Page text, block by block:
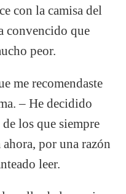
con la camisa del
convencido que
peor.
me recomendaste
– He decidido
los que siempre
por una razón
leer.